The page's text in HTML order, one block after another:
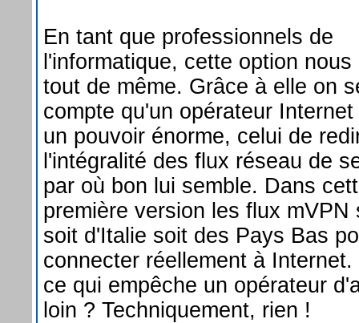
En tant que professionnels de
l'informatique, cette option
tout de même. Grâce à elle on
compte qu'un opérateur
un pouvoir énorme, celui de
l'intégralité des flux réseau de
par où bon lui semble. Dans
première version les flux mVPN
soit d'Italie soit des Pays Bas
connecter réellement à Internet.
ce qui empêche un opérateur
loin ? Techniquement, rien !